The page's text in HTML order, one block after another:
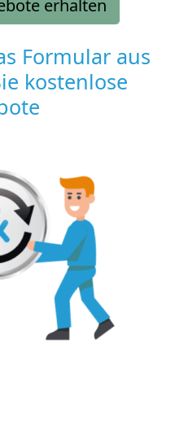
erhalten
Formular aus
kostenlose